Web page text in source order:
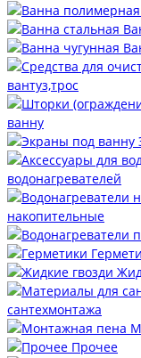
вантуз,трос
ванну
водонагревателей
накопительные
сантехмонтажа
Прочее